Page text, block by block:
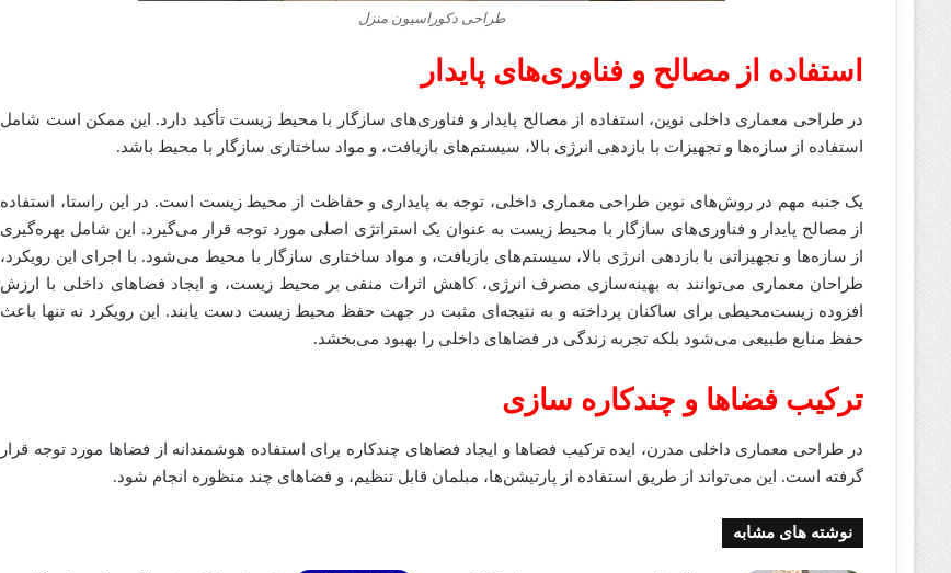
طراحی دکوراسیون منزل
استفاده از مصالح و فناوری‌های پایدار
در طراحی معماری داخلی نوین، استفاده از مصالح پایدار و فناوری‌های سازگار با محیط زیست تأکید دارد. این ممکن است شامل
استفاده از سازه‌ها و تجهیزات با بازدهی انرژی بالا، سیستم‌های بازیافت، و مواد ساختاری سازگار با محیط باشد.
یک جنبه مهم در روش‌های نوین طراحی معماری داخلی، توجه به پایداری و حفاظت از محیط زیست است. در این راستا، استفاده
از مصالح پایدار و فناوری‌های سازگار با محیط زیست به عنوان یک استراتژی اصلی مورد توجه قرار می‌گیرد. این شامل بهره‌گیری
از سازه‌ها و تجهیزاتی با بازدهی انرژی بالا، سیستم‌های بازیافت، و مواد ساختاری سازگار با محیط می‌شود. با اجرای این رویکرد،
طراحان معماری می‌توانند به بهینه‌سازی مصرف انرژی، کاهش اثرات منفی بر محیط زیست، و ایجاد فضاهای داخلی با ارزش
افزوده زیست‌محیطی برای ساکنان پرداخته و به نتیجه‌ای مثبت در جهت حفظ محیط زیست دست یابند. این رویکرد نه تنها باعث
حفظ منابع طبیعی می‌شود بلکه تجربه زندگی در فضاهای داخلی را بهبود می‌بخشد.
ترکیب فضاها و چندکاره ‌سازی
در طراحی معماری داخلی مدرن، ایده ترکیب فضاها و ایجاد فضاهای چندکاره برای استفاده هوشمندانه از فضاها مورد توجه قرار
گرفته است. این می‌تواند از طریق استفاده از پارتیشن‌ها، مبلمان قابل تنظیم، و فضاهای چند منظوره انجام شود.
نوشته های مشابه